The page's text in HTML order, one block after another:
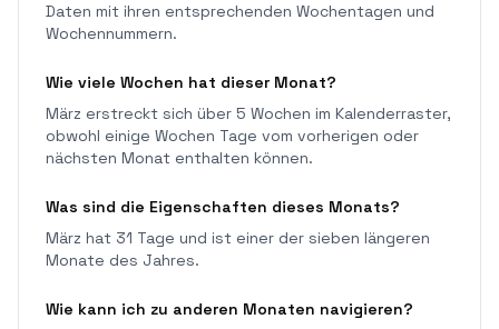
Daten mit ihren entsprechenden Wochentagen und
Wochennummern.
Wie viele Wochen hat dieser Monat?
März erstreckt sich über 5 Wochen im Kalenderraster,
obwohl einige Wochen Tage vom vorherigen oder
nächsten Monat enthalten können.
Was sind die Eigenschaften dieses Monats?
März hat 31 Tage und ist einer der sieben längeren
Monate des Jahres.
Wie kann ich zu anderen Monaten navigieren?